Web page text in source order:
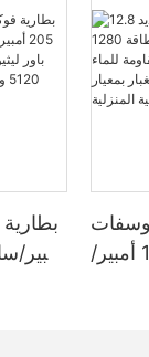
الحديد 12.8 فولت 100 أمبير/